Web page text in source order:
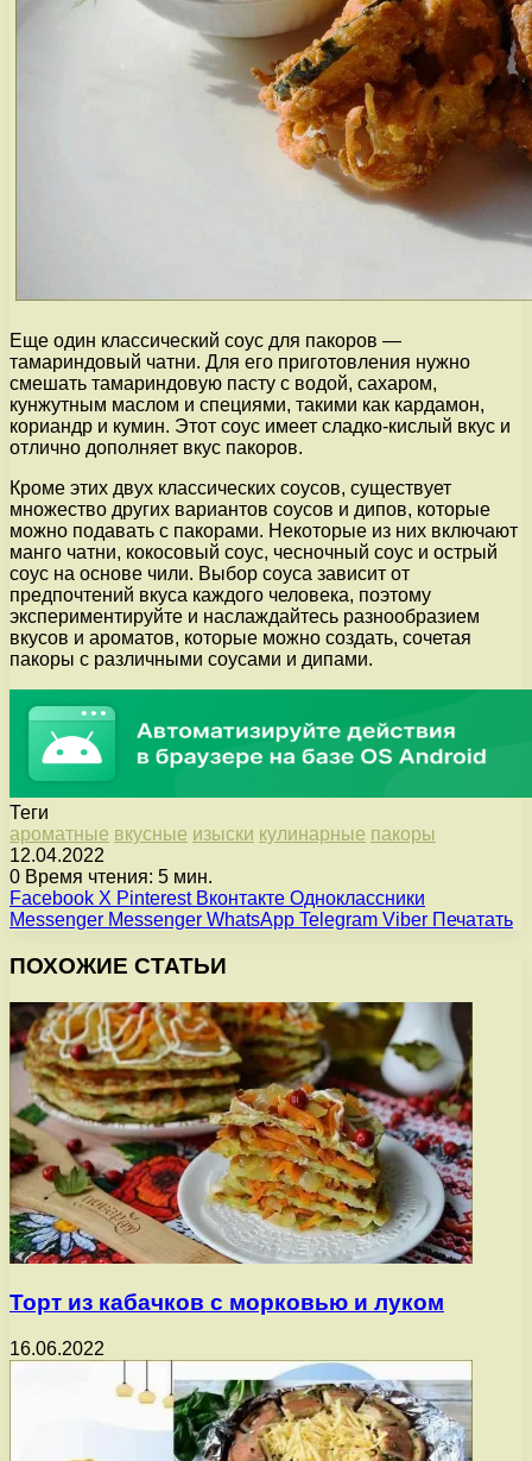
Еще один классический соус для пакоров —
тамариндовый чатни. Для его приготовления нужно
смешать тамариндовую пасту с водой, сахаром,
кунжутным маслом и специями, такими как кардамон,
кориандр и кумин. Этот соус имеет сладко-кислый вкус и
отлично дополняет вкус пакоров.
Кроме этих двух классических соусов, существует
множество других вариантов соусов и дипов, которые
можно подавать с пакорами. Некоторые из них включают
манго чатни, кокосовый соус, чесночный соус и острый
соус на основе чили. Выбор соуса зависит от
предпочтений вкуса каждого человека, поэтому
экспериментируйте и наслаждайтесь разнообразием
вкусов и ароматов, которые можно создать, сочетая
пакоры с различными соусами и дипами.
Теги
ароматные вкусные изыски кулинарные пакоры
12.04.2022
0 Время чтения: 5 мин.
Facebook X Pinterest Вконтакте Одноклассники
Messenger Messenger WhatsApp Telegram Viber Печатать
ПОХОЖИЕ СТАТЬИ
Торт из кабачков с морковью и луком
16.06.2022